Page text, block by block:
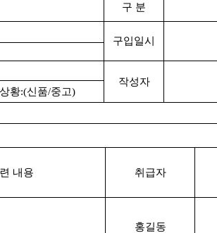
구 분
구입일시
작성자
황:(신품/중고)
내용 취급자
홍길동